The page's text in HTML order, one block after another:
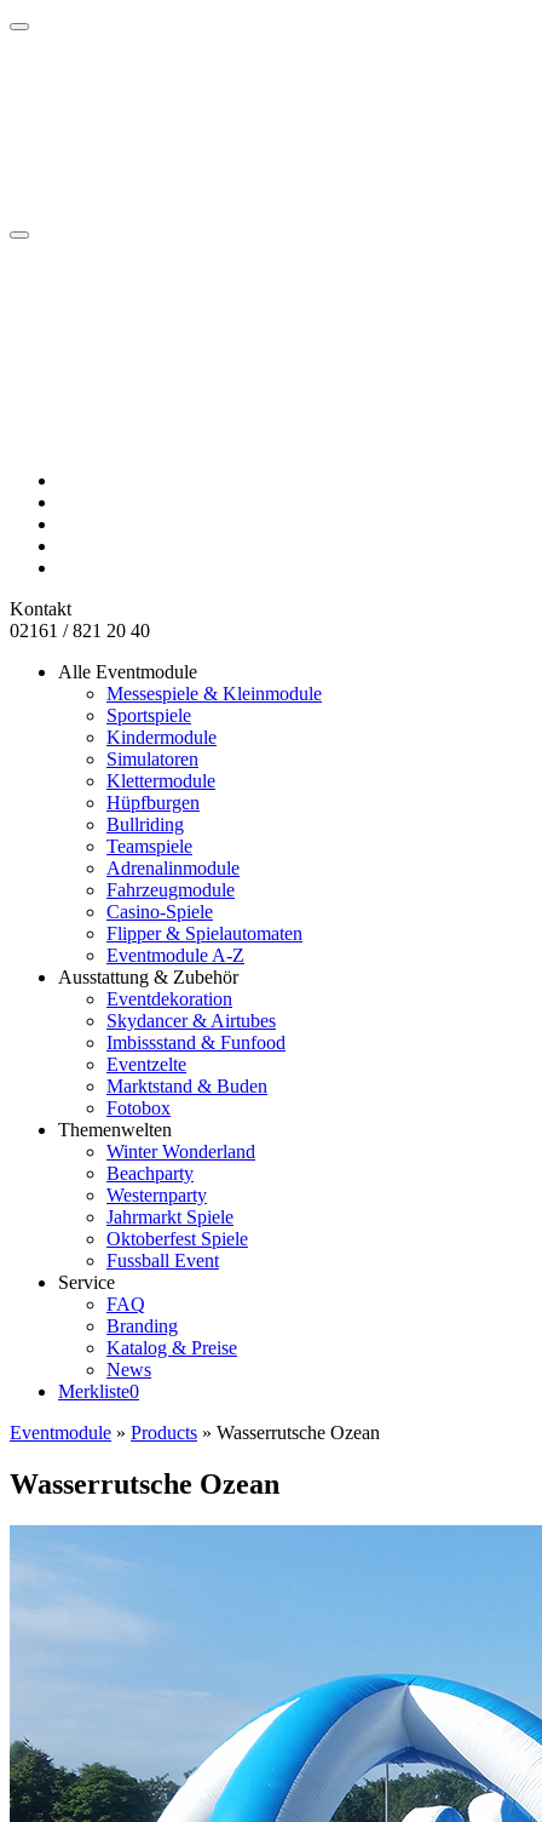
Kontakt
02161 / 821 20 40
Alle Eventmodule
Messespiele & Kleinmodule
Sportspiele
Kindermodule
Simulatoren
Klettermodule
Hüpfburgen
Bullriding
Teamspiele
Adrenalinmodule
Fahrzeugmodule
Casino-Spiele
Flipper & Spielautomaten
Eventmodule A-Z
Ausstattung & Zubehör
Eventdekoration
Skydancer & Airtubes
Imbissstand & Funfood
Eventzelte
Marktstand & Buden
Fotobox
Themenwelten
Winter Wonderland
Beachparty
Westernparty
Jahrmarkt Spiele
Oktoberfest Spiele
Fussball Event
Service
FAQ
Branding
Katalog & Preise
News
Merkliste0
Eventmodule » Products » Wasserrutsche Ozean
Wasserrutsche Ozean